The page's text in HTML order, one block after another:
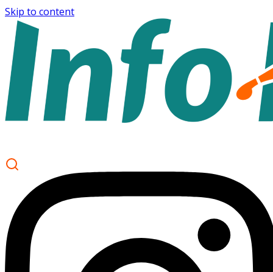
Skip to content